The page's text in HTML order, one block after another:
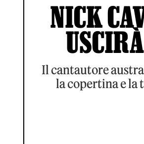
NICK
Il cantautore
la copertina e la